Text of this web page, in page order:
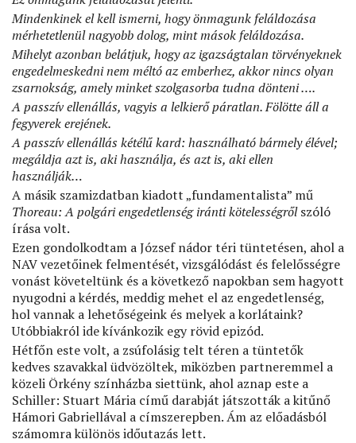
Mindenkinek el kell ismerni, hogy önmagunk feláldozása
mérhetetlenül nagyobb dolog, mint mások feláldozása.
Mihelyt azonban belátjuk, hogy az igazságtalan törvényeknek
engedelmeskedni nem méltó az emberhez, akkor nincs olyan
zsarnokság, amely minket szolgasorba tudna dönteni ….
A passzív ellenállás, vagyis a lelkierő páratlan. Fölötte áll a
fegyverek erejének.
A passzív ellenállás kétélű kard: használható bármely élével;
megáldja azt is, aki használja, és azt is, aki ellen
használják…
A másik szamizdatban kiadott „fundamentalista” mű
Thoreau: A polgári engedetlenség iránti kötelességrőlszóló
írása volt.
Ezen gondolkodtam a József nádor téri tüntetésen, ahol a
NAV vezetőinek felmentését, vizsgálódást és felelősségre
vonást követeltünk és a következő napokban sem hagyott
nyugodni a kérdés, meddig mehet el az engedetlenség,
hol vannak a lehetőségeink és melyek a korlátaink?
Utóbbiakról ide kívánkozik egy rövid epizód.
Hétfőn este volt, a zsúfolásig telt téren a tüntetők
kedves szavakkal üdvözöltek, miközben partneremmel a
közeli Örkény színházba siettünk, ahol aznap este a
Schiller: Stuart Mária című darabját játszották a kitűnő
Hámori Gabriellával a címszerepben. Ám az előadásból
számomra különös időutazás lett.